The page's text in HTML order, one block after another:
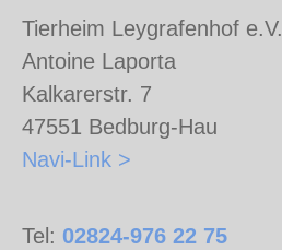
Tierheim Leygrafenhof e.V.
Antoine Laporta
Kalkarerstr. 7
47551 Bedburg-Hau
Navi-Link >
Tel: 02824-976 22 75